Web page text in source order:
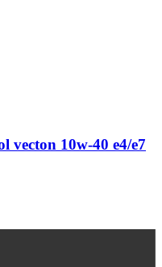
vecton 10w-40 e4/e7